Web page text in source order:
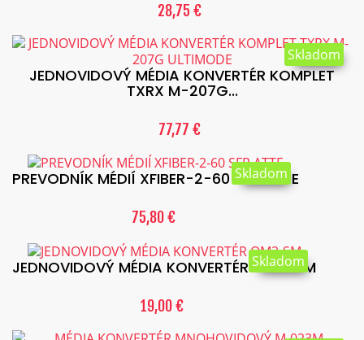
28,75 €
JEDNOVIDOVÝ MÉDIA KONVERTÉR KOMPLET
TXRX M-207G...
77,77 €
Skladom
PREVODNÍK MÉDIÍ XFIBER-2-60 SFP ATTE
75,80 €
Skladom
JEDNOVIDOVÝ MÉDIA KONVERTÉR OM2-SM
19,00 €
Skladom